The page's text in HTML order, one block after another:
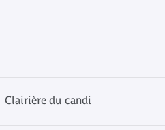
Clairière du candi